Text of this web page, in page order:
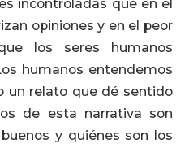
incontroladas que en el
opiniones y en el peor
los seres humanos
humanos entendemos
un relato que dé sentido
de esta narrativa son
y quiénes son los